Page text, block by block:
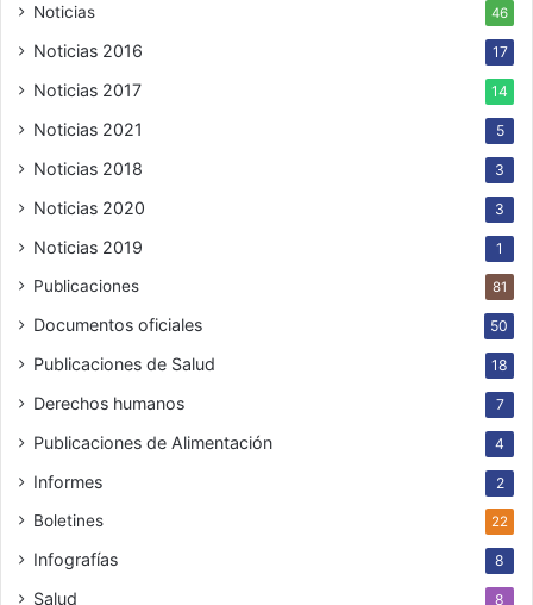
Noticias 46
Noticias 2016 17
Noticias 2017 14
Noticias 2021 5
Noticias 2018 3
Noticias 2020 3
Noticias 2019 1
Publicaciones 81
Documentos oficiales 50
Publicaciones de Salud 18
Derechos humanos 7
Publicaciones de Alimentación 4
Informes 2
Boletines 22
Infografías 8
Salud 8